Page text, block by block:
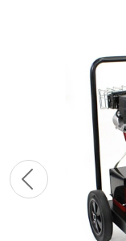
Previous